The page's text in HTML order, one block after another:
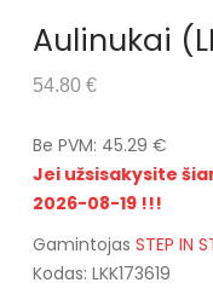
Aulinukai
54.80 €
Be PVM: 45.29 €
Jei užsisakysite
2026-08-19 !!!
Gamintojas STEP IN
Kodas: LKK173619